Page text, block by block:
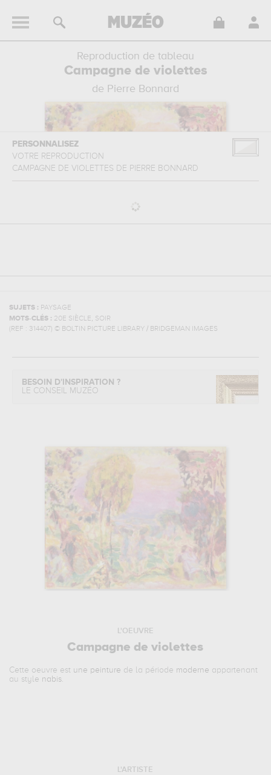
Reproduction de tableau
Campagne de violettes
de Pierre Bonnard
PERSONNALISEZ
VOTRE REPRODUCTION
CAMPAGNE DE VIOLETTES DE PIERRE BONNARD
SUJETS : PAYSAGE
MOTS-CLÉS : 20E SIÈCLE, SOIR
(REF : 314407) © BOLTIN PICTURE LIBRARY / BRIDGEMAN IMAGES
BESOIN D'INSPIRATION ?
LE CONSEIL MUZÉO
L'OEUVRE
Campagne de violettes
Cette oeuvre est une peinture de la période moderne appartenant
au style nabis.
L'ARTISTE